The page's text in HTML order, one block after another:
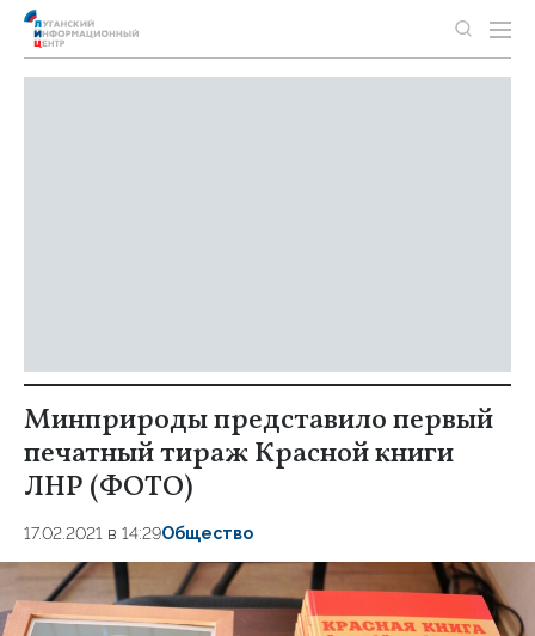
Минприроды представило первый
печатный тираж Красной книги
ЛНР (ФОТО)
17.02.2021 в 14:29Общество